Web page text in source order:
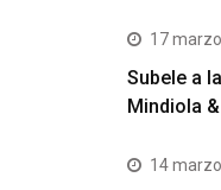
17
Subele a
Mindiola
14